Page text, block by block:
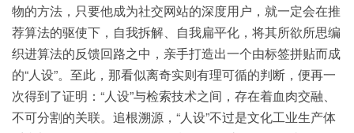
物的方法，只要他成为社交网站的深度用户，就一定会在推
荐算法的驱使下，自我拆解、自我扁平化，将其所欲所思编
织进算法的反馈回路之中，亲手打造出一个由标签拼贴而成
的“人设”。至此，那看似离奇实则有理可循的判断，便再一
次得到了证明：“人设”与检索技术之间，存在着血肉交融、
不可分割的关联。追根溯源，“人设”不过是文化工业生产体